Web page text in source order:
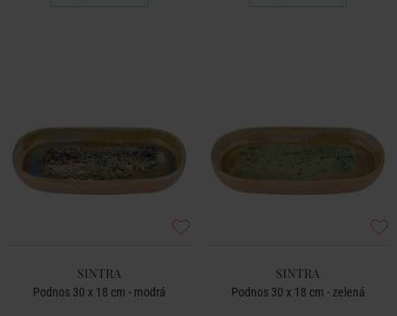
SINTRA
Podnos 30 x 18 cm - modrá
SINTRA
Podnos 30 x 18 cm - zelená